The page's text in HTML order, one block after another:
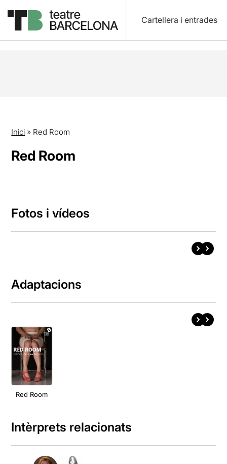
Cartellera i entrades
Inici » Red Room
Red Room
Fotos i vídeos
Adaptacions
Red Room
Intèrprets relacionats